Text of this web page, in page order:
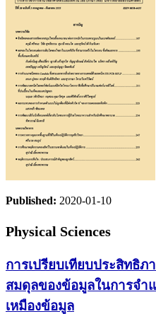
Published: 2020-01-10
Physical Sciences
การเปรียบเทียบประสิทธิ
สมดุลของข้อมูลในการจำ
เหมืองข้อมูล